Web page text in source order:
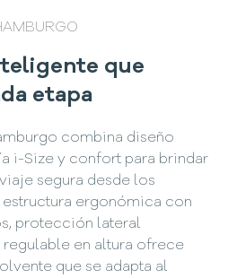
que
etapa
combina diseño
i-Size y confort para brindar
segura desde los
estructura ergonómica con
protección lateral
en altura ofrece
que se adapta al